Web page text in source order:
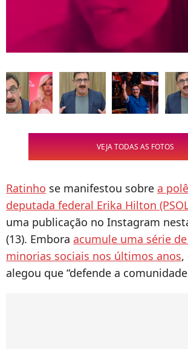
VEJA TODAS AS FOTOS
Ratinho se manifestou sobre a
deputada federal Erika Hilton
uma publicação no Instagram
(13). Embora acumule uma série
minorias sociais nos últimos anos,
alegou que “defende a